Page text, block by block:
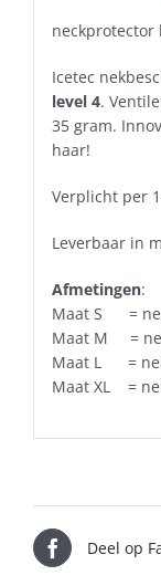
neckprotector
Icetec
level 4.
35 gram.
haar!
Verplicht per
Leverbaar in
Afmetingen:
Maat S =
Maat M =
Maat L =
Maat XL =
Deel op